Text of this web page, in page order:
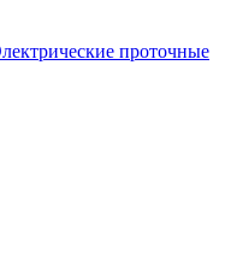
проточные